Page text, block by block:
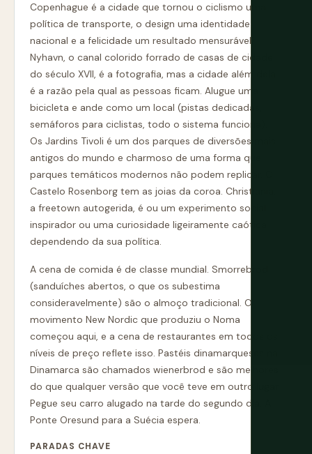
Copenhague é a cidade que tornou o ciclismo uma
política de transporte, o design uma identidade
nacional e a felicidade um resultado mensurável.
Nyhavn, o canal colorido forrado de casas de cidade
do século XVII, é a fotografia, mas a cidade além dela
é a razão pela qual as pessoas ficam. Alugue uma
bicicleta e ande como um local (pistas dedicadas,
semáforos para ciclistas, todo o sistema funciona).
Os Jardins Tivoli é um dos parques de diversões mais
antigos do mundo e charmoso de uma forma que
parques temáticos modernos não podem replicar. O
Castelo Rosenborg tem as joias da coroa. Christiania,
a freetown autogerida, é ou um experimento social
inspirador ou uma curiosidade ligeiramente caótica
dependendo da sua política.
A cena de comida é de classe mundial. Smorrebrod
(sanduíches abertos, o que os subestima
consideravelmente) são o almoço tradicional. O
movimento New Nordic que produziu o Noma
começou aqui, e a cena de restaurantes em todos os
níveis de preço reflete isso. Pastéis dinamarqueses na
Dinamarca são chamados wienerbrod e são melhores
do que qualquer versão que você teve em outro lugar.
Pegue seu carro alugado na tarde do segundo dia. A
Ponte Oresund para a Suécia espera.
PARADAS CHAVE